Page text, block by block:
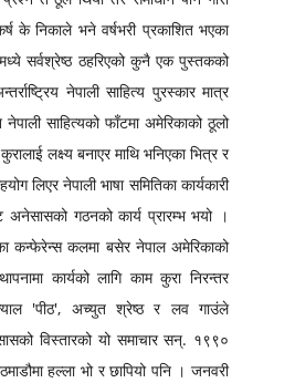
के निकाले भने वर्षभरी प्रकाशित भएका
सर्वश्रेष्ठ ठहरिएको कुनै एक पुस्तकको
नेपाली साहित्य पुरस्कार मात्र
साहित्यको फाँटमा अमेरिकाको ठूलो
लक्ष्य बनाएर माथि भनिएका भित्र र
लिएर नेपाली भाषा समितिका कार्यकारी
अनेसासको गठनको कार्य प्रारम्भ भयो ।
कन्फेरेन्स कलमा बसेर नेपाल अमेरिकाको
कार्यको लागि काम कुरा निरन्तर
'पीठ', अच्युत श्रेष्ठ र लव गाउंले
विस्तारको यो समाचार सन्. १९९०
हल्ला भो र छापियो पनि । जनवरी